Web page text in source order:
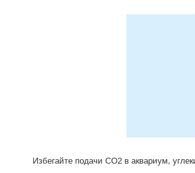
Избегайте подачи СО2 в аквариум,